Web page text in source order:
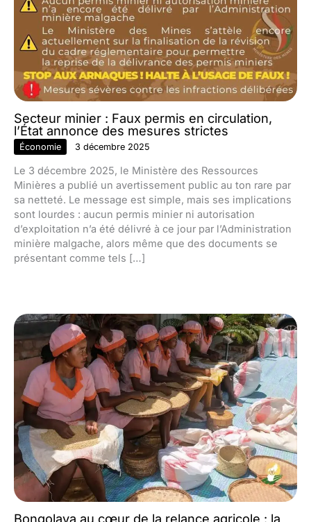
Secteur minier : Faux permis en circulation,
l’État annonce des mesures strictes
Économie 3 décembre 2025
Le 3 décembre 2025, le Ministère des Ressources
Minières a publié un avertissement public au ton rare par
sa netteté. Le message est simple, mais ses implications
sont lourdes : aucun permis minier ni autorisation
d’exploitation n’a été délivré à ce jour par l’Administration
minière malgache, alors même que des documents se
présentant comme tels […]
Bongolava au cœur de la relance agricole : la